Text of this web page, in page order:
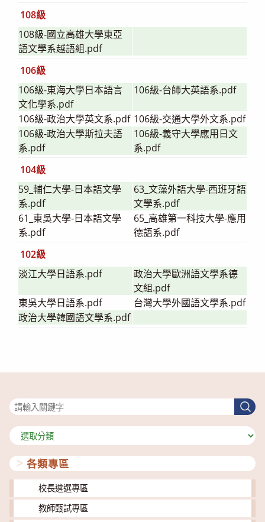
108級
108級-國立高雄大學東亞
語文學系越語組.pdf
106級
106級-東海大學日本語言
文化學系.pdf
106級-台師大英語系.pdf
106級-政治大學英文系.pdf 106級-交通大學外文系.pdf
106級-政治大學斯拉夫語
系.pdf
106級-義守大學應用日文
系.pdf
104級
59_輔仁大學-日本語文學
系.pdf
63_文藻外語大學-西班牙語
文學系.pdf
61_東吳大學-日本語文學
系.pdf
65_高雄第一科技大學-應用
德語系.pdf
102級
淡江大學日語系.pdf
政治大學歐洲語文學系德
文組.pdf
東吳大學日語系.pdf
台灣大學外國語文學系.pdf
政治大學韓國語文學系.pdf
搜
尋
分
類
各類專區
校長遴選專區
教師甄試專區